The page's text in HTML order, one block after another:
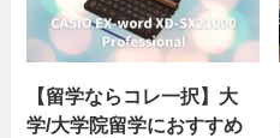
【留学ならコレ一択】大
学/大学院留学におすすめ